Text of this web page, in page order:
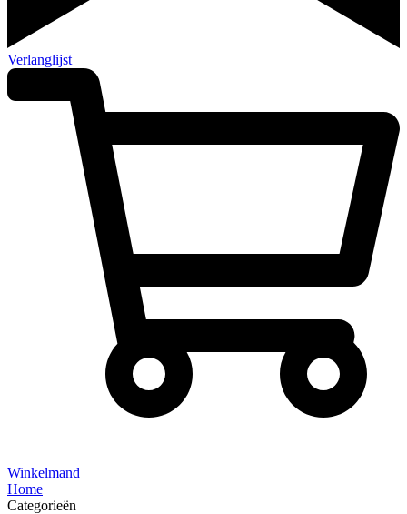
Verlanglijst
Winkelmand
Home
Categorieën